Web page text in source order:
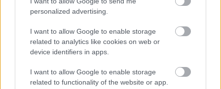
personalized advertising.
I want to allow Google to enable storage
related to analytics like cookies on web or
device identifiers in apps.
I want to allow Google to enable storage
related to functionality of the website or app.
között legyen a Google-találatokban
Tetszett a cikk? Megosztanád?
Link másolása
CÍMKÉK: #MAGYAR FOCI #KÜLFÖLDI FOCI